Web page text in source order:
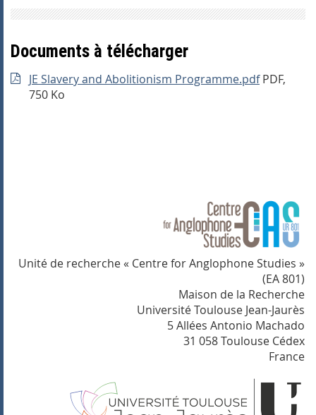
Documents à télécharger
JE Slavery and Abolitionism Programme.pdf PDF,
750 Ko
Unité de recherche « Centre for Anglophone Studies »
(EA 801)
Maison de la Recherche
Université Toulouse Jean-Jaurès
5 Allées Antonio Machado
31 058 Toulouse Cédex
France